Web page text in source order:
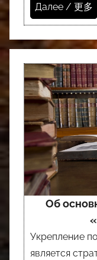
Далее / 更多
Об
Укрепление
является